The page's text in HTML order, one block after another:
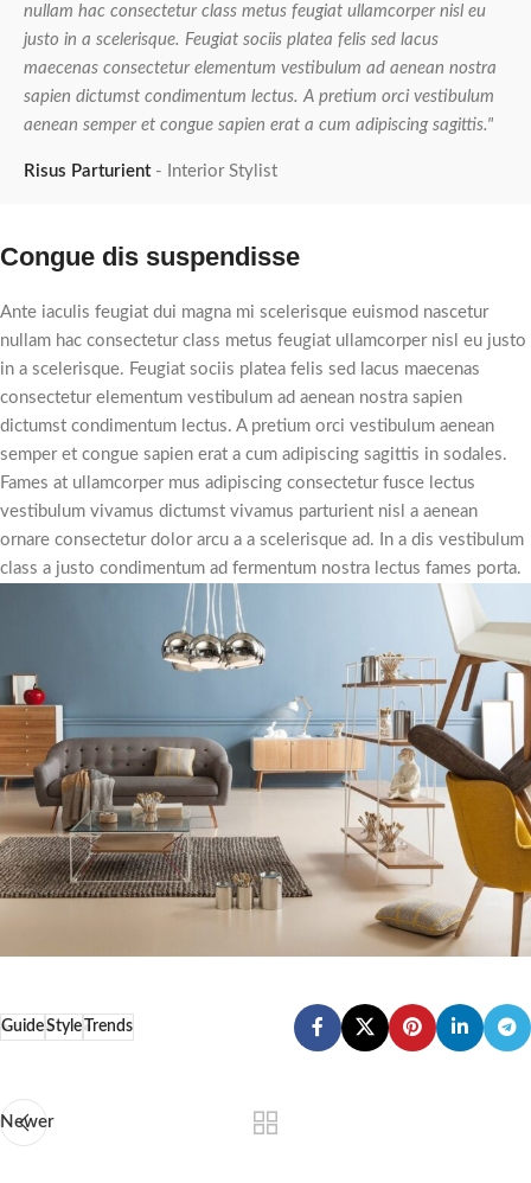
nullam hac consectetur class metus feugiat ullamcorper nisl eu
justo in a scelerisque. Feugiat sociis platea felis sed lacus
maecenas consectetur elementum vestibulum ad aenean nostra
sapien dictumst condimentum lectus. A pretium orci vestibulum
aenean semper et congue sapien erat a cum adipiscing sagittis."
Risus Parturient Interior Stylist
Congue dis suspendisse
Ante iaculis feugiat dui magna mi scelerisque euismod nascetur
nullam hac consectetur class metus feugiat ullamcorper nisl eu justo
in a scelerisque. Feugiat sociis platea felis sed lacus maecenas
consectetur elementum vestibulum ad aenean nostra sapien
dictumst condimentum lectus. A pretium orci vestibulum aenean
semper et congue sapien erat a cum adipiscing sagittis in sodales.
Fames at ullamcorper mus adipiscing consectetur fusce lectus
vestibulum vivamus dictumst vivamus parturient nisl a aenean
ornare consectetur dolor arcu a a scelerisque ad. In a dis vestibulum
class a justo condimentum ad fermentum nostra lectus fames porta.
GuideStyleTrends
Newer